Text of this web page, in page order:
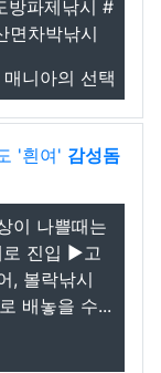
방파제낚시 #
면차박낚시
니아의 선택
'흰여' 감성돔
이 나쁠때는
로 진입 ▶고
, 볼락낚시
배놓을 수...